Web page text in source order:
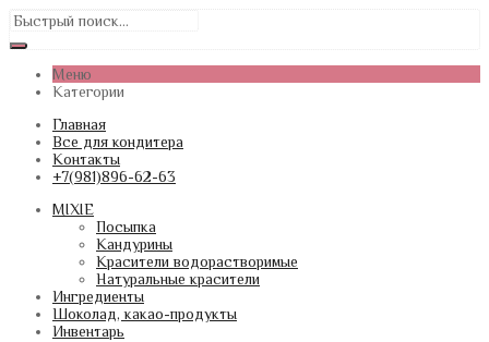
Меню
Категории
Главная
Все для кондитера
Контакты
+7(981)896-62-63
MIXIE
Посыпка
Кандурины
Красители водорастворимые
Натуральные красители
Ингредиенты
Шоколад, какао-продукты
Инвентарь